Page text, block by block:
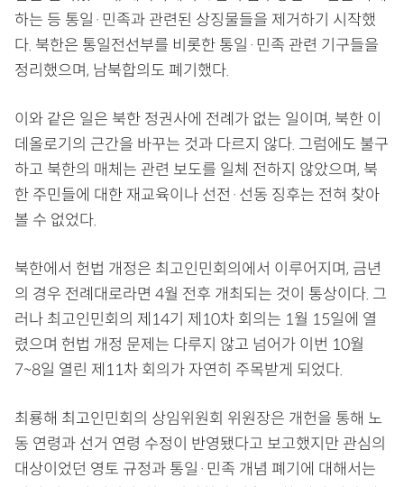
하는 등 통일·민족과 관련된 상징물들을 제거하기 시작했
다. 북한은 통일전선부를 비롯한 통일·민족 관련 기구들을
정리했으며, 남북합의도 폐기했다.
이와 같은 일은 북한 정권사에 전례가 없는 일이며, 북한 이
데올로기의 근간을 바꾸는 것과 다르지 않다. 그럼에도 불구
하고 북한의 매체는 관련 보도를 일체 전하지 않았으며, 북
한 주민들에 대한 재교육이나 선전·선동 징후는 전혀 찾아
볼 수 없었다.
북한에서 헌법 개정은 최고인민회의에서 이루어지며, 금년
의 경우 전례대로라면 4월 전후 개최되는 것이 통상이다. 그
러나 최고인민회의 제14기 제10차 회의는 1월 15일에 열
렸으며 헌법 개정 문제는 다루지 않고 넘어가 이번 10월
7~8일 열린 제11차 회의가 자연히 주목받게 되었다.
최룡해 최고인민회의 상임위원회 위원장은 개헌을 통해 노
동 연령과 선거 연령 수정이 반영됐다고 보고했지만 관심의
대상이었던 영토 규정과 통일·민족 개념 폐기에 대해서는